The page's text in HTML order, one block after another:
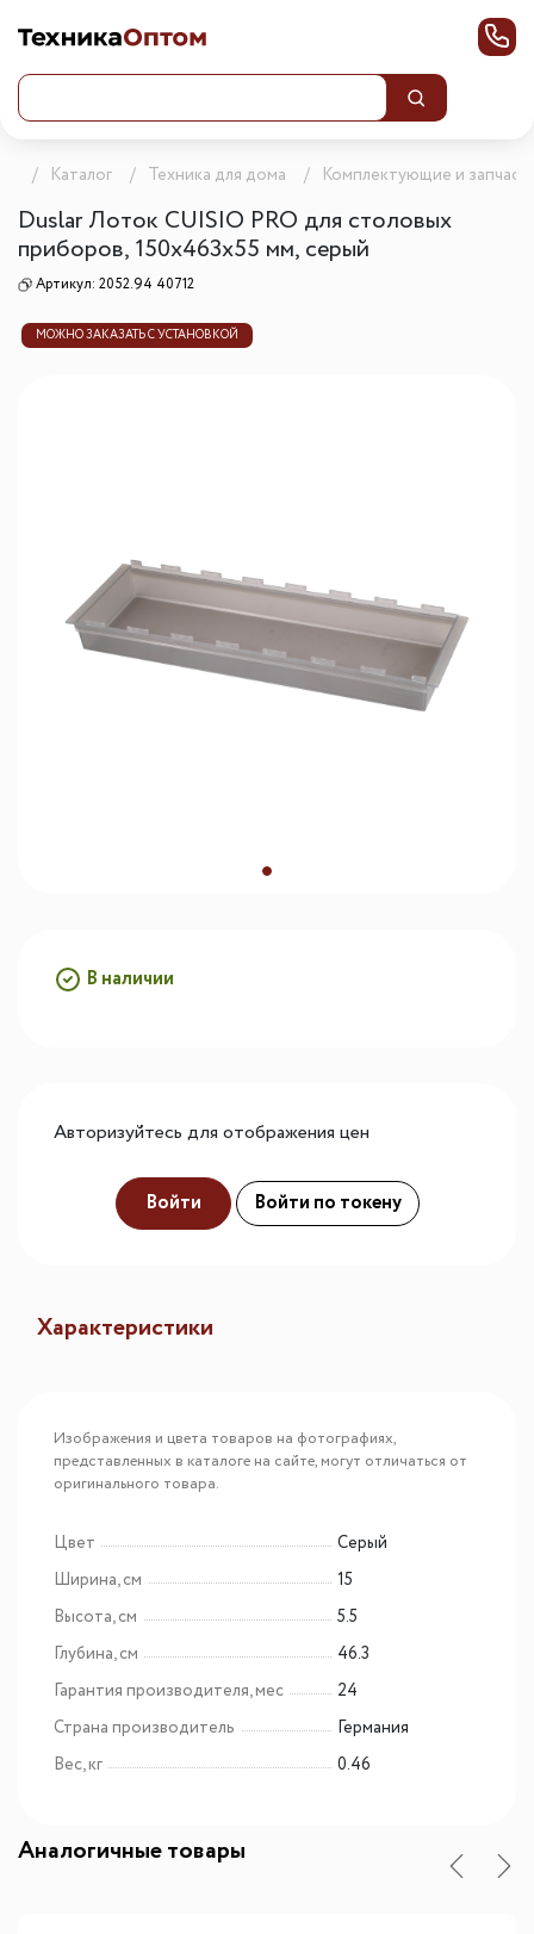
Каталог Техника для дома Комплектующие и
Duslar Лоток CUISIO PRO для столовых
приборов, 150х463х55 мм, серый
Артикул: 2052.94 40712
МОЖНО ЗАКАЗАТЬ С УСТАНОВКОЙ
В наличии
Авторизуйтесь для отображения цен
Войти Войти по токену
Характеристики
Изображения и цвета товаров на фотографиях,
представленных в каталоге на сайте, могут отличаться от
оригинального товара.
Цвет
Серый
Ширина, см
15
Высота, см
5.5
Глубина, см
46.3
Гарантия производителя, мес
24
Страна производитель
Германия
Вес, кг
0.46
Аналогичные товары